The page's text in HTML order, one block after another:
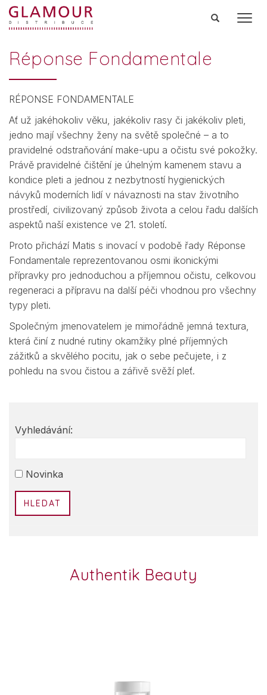
Réponse Fondamentale
RÉPONSE FONDAMENTALE
Ať už jakéhokoliv věku, jakékoliv rasy či jakékoliv pleti,
jedno mají všechny ženy na světě společné – a to
pravidelné odstraňování make-upu a očistu své pokožky.
Právě pravidelné čištění je úhelným kamenem stavu a
kondice pleti a jednou z nezbytností hygienických
návyků moderních lidí v návaznosti na stav životního
prostředí, civilizovaný způsob života a celou řadu dalších
aspektů naší existence ve 21. století.
Proto přichází Matis s inovací v podobě řady Réponse
Fondamentale reprezentovanou osmi ikonickými
přípravky pro jednoduchou a příjemnou očistu, celkovou
regeneraci a přípravu na další péči vhodnou pro všechny
typy pleti.
Společným jmenovatelem je mimořádně jemná textura,
která činí z nudné rutiny okamžiky plné příjemných
zážitků a skvělého pocitu, jak o sebe pečujete, i z
pohledu na svou čistou a zářivě svěží pleť.
Vyhledávání:
HLEDAT
Authentik Beauty